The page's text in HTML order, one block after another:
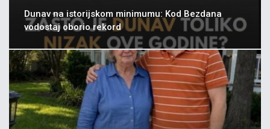
Dunav na istorijskom minimumu: Kod Bezdana
vodostaj oborio rekord